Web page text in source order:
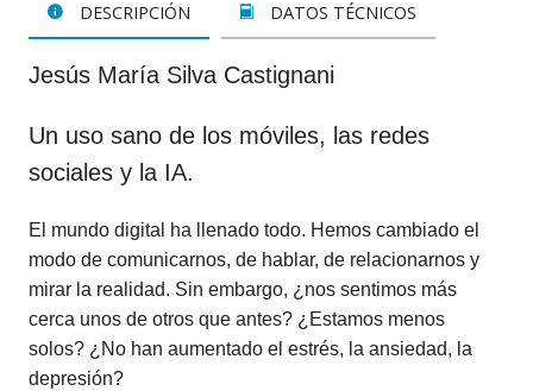
DESCRIPCIÓN DATOS TÉCNICOS
Jesús María Silva Castignani
Un uso sano de los móviles, las redes
sociales y la IA.
El mundo digital ha llenado todo. Hemos cambiado el
modo de comunicarnos, de hablar, de relacionarnos y
mirar la realidad. Sin embargo, ¿nos sentimos más
cerca unos de otros que antes? ¿Estamos menos
solos? ¿No han aumentado el estrés, la ansiedad, la
depresión?